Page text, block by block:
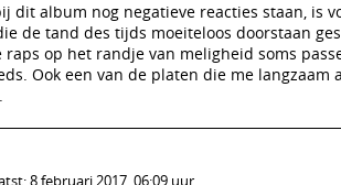
dit album nog negatieve reacties staan, is
de tand des tijds moeiteloos doorstaan
raps op het randje van meligheid soms
Ook een van de platen die me
8 februari 2017, 06:09 uur